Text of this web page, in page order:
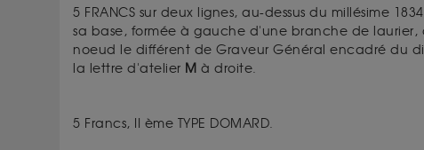
5 FRANCS sur deux lignes, au-dessus du millésime
sa base, formée à gauche d'une branche de
noeud le différent de Graveur Général encadré du
la lettre d'atelier M à droite.
5 Francs, II ème TYPE DOMARD.